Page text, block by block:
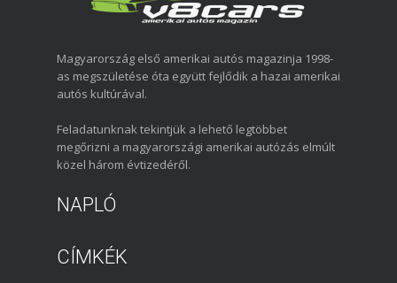
Magyarország első amerikai autós magazinja 1998-
as megszületése óta együtt fejlődik a hazai amerikai
autós kultúrával.
Feladatunknak tekintjük a lehető legtöbbet
megőrizni a magyarországi amerikai autózás elmúlt
közel három évtizedéről.
NAPLÓ
CÍMKÉK